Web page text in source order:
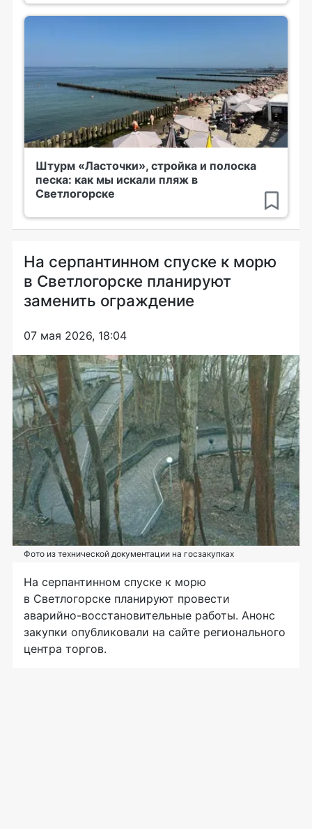
Штурм «Ласточки», стройка и полоска
песка: как мы искали пляж в
Светлогорске
На серпантинном спуске к морю
в Светлогорске планируют
заменить ограждение
07 мая 2026, 18:04
Фото из технической документации на госзакупках
На серпантинном спуске к морю
в Светлогорске планируют провести
аварийно-восстановительные работы. Анонс
закупки опубликовали на сайте регионального
центра торгов.